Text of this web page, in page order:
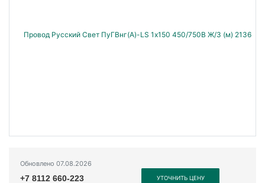
Обновлено 07.08.2026
+7 8112 660-223 УТОЧНИТЬ ЦЕНУ